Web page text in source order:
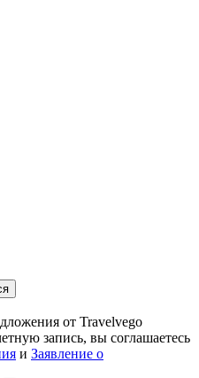
от Travelvego
запись, вы соглашаетесь
и Заявление о